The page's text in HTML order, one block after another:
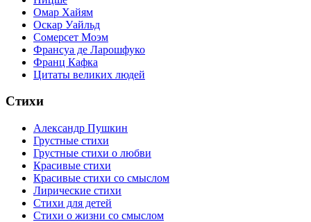
Омар Хайям
Оскар Уайльд
Сомерсет Моэм
Франсуa де Ларошфуко
Франц Кафка
Цитаты великих людей
Стихи
Александр Пушкин
Грустные стихи
Грустные стихи о любви
Красивые стихи
Красивые стихи со смыслом
Лирические стихи
Стихи для детей
Стихи о жизни со смыслом